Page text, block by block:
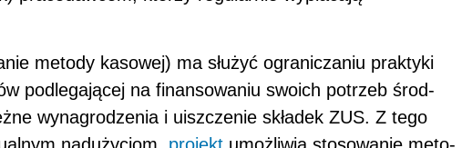
metody kasowej) ma służyć ograniczaniu praktyki
podlegającej na finansowaniu swoich potrzeb środ-
wynagrodzenia i uiszczenie składek ZUS. Z tego